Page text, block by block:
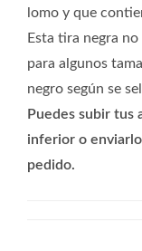
lomo y que
Esta tira negra
para algunos
negro según se
Puedes subir tus
inferior o
pedido.